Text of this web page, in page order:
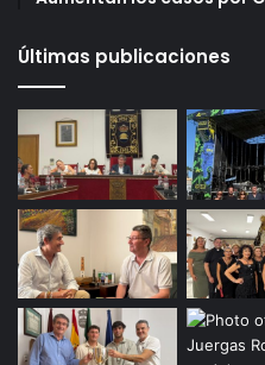
Últimas publicaciones